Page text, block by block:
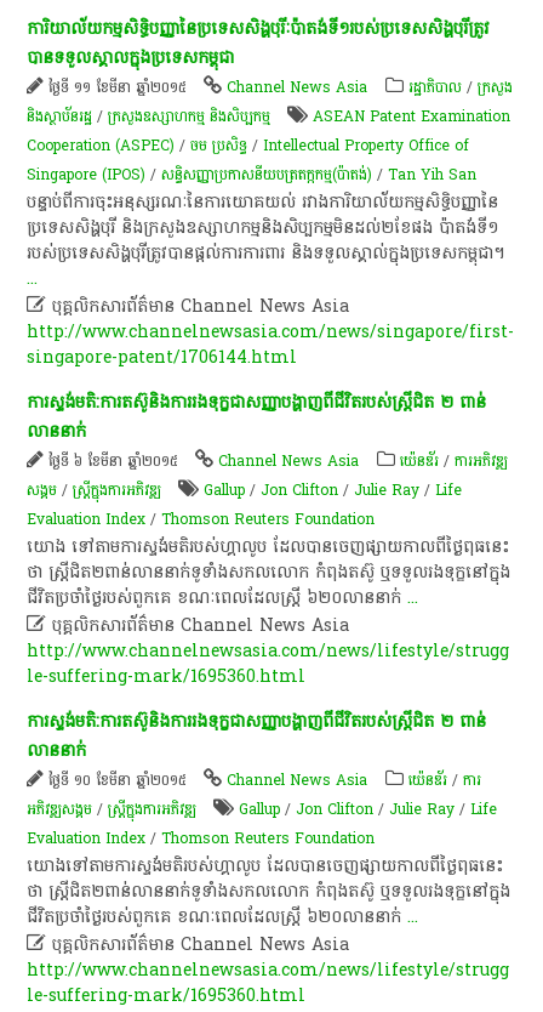
ការិយាល័យ​កម្មសិទ្ធិបញ្ញា​នៃ​ប្រទេស​សិង្ហ​បុរីៈ​ប៉ាតង់​ទី​១​របស់​ប្រទេស​សិង្ហ​បុរី​ត្រូវ​
បាន​ទទួលស្គាល​ក្នុង​ប្រទេស​កម្ពុជា​
ថ្ងៃទី ១១ ខែមីនា ឆ្នាំ២០១៥ Channel News Asia រដ្ឋាភិបាល /ក្រសួង
និងស្ថាប័នរដ្ឋ /ក្រសួងឧស្សាហកម្ម និងសិប្បកម្ម
ASEAN Patent Examination
Cooperation (ASPEC) /ចម ប្រសិទ្ធ/Intellectual Property Office of
Singapore (IPOS) /​សន្ធិសញ្ញា​ប្រកាស​នីយបត្រ​តក្កកម្ម(ប៉ាតង់) /Tan Yih San
បន្ទាប់​ពី​ការ​ចុះ​អនុស្សរណៈ​នៃ​ការ​យោគយល់​ រវាង​ការិយាល័យ​កម្មសិទ្ធិបញ្ញា​នៃ
ប្រទេស​សិង្ហ​បុរី​ និង​ក្រសួង​ឧស្សាហកម្ម​និង​សិប្បកម្ម​មិន​ដល់​២​ខែ​ផង​ ប៉ាតង់​ទី​១​
របស់​ប្រទេស​សិង្ហ​បុរី​ត្រូវ​បាន​ផ្តល់​ការ​ការពារ​ និង​ទទួលស្គាល់​ក្នុង​ប្រទេស​កម្ពុជា​។​
...
 បុគ្គលិកសារព័ត៌មាន Channel News Asia
http://www.channelnewsasia.com/news/singapore/first-
singapore-patent/1706144.html
ការ​ស្ទង់​មតិ​:​ការ​តស៊ូ​និង​ការ​រង​ទុក្ខ​ជា​សញ្ញា​បង្ហាញ​ពី​ជីវិត​របស់​ស្ត្រី​ជិត​ ២​ ពាន់​
លាន​នាក់​
ថ្ងៃទី ៦ ខែមីនា ឆ្នាំ២០១៥ Channel News Asia យ៉េនឌ័រ /ការ​អភិវឌ្ឍ​
សង្គម /ស្ត្រីក្នុងការអភិវឌ្ឍ Gallup /Jon Clifton /Julie Ray /Life
Evaluation Index /Thomson Reuters Foundation
យោង ​ទៅ​តាម​ការ​ស្ទង់​មតិ​របស់​ហ្គា​លូ​ប​ ដែល​បាន​ចេញផ្សាយ​កាលពី​ថ្ងៃ​ពុធ​នេះ​
ថា​ ស្ត្រី​ជិត​២​ពាន់​លាន​នាក់ទូទាំងសកលលោក ​កំពុង​តស៊ូ​ ឬ​ទទួល​រង​ទុក្ខ​នៅ​ក្នុង​
ជីវិត​ប្រចាំ​ថ្ងៃ​របស់​ពួក​គេ​ ខណៈ​ពេល​ដែល​ស្ត្រី​ ៦២០​លាន​នាក់...
 បុគ្គលិកសារព័ត៌មាន Channel News Asia
http://www.channelnewsasia.com/news/lifestyle/strugg
le-suffering-mark/1695360.html
ការ​ស្ទង់​មតិ​:​ការ​តស៊ូ​និង​ការ​រង​ទុក្ខ​ជា​សញ្ញា​បង្ហាញ​ពី​ជីវិត​របស់​ស្ត្រី​ជិត​ ២​ ពាន់​
លាន​នាក់​
ថ្ងៃទី ១០ ខែមីនា ឆ្នាំ២០១៥ Channel News Asia យ៉េនឌ័រ /ការ​
អភិវឌ្ឍ​សង្គម /ស្ត្រីក្នុងការអភិវឌ្ឍ Gallup /Jon Clifton /Julie Ray /Life
Evaluation Index /Thomson Reuters Foundation
យោង​ទៅ​តាម​ការ​ស្ទង់​មតិ​របស់​ហ្គា​លូ​ប​ ដែល​បាន​ចេញផ្សាយ​កាលពី​ថ្ងៃ​ពុធ​នេះ​
ថា​ ស្ត្រី​ជិត​២​ពាន់​លាន​នាក់ទូទាំងសកលលោក ​កំពុង​តស៊ូ​ ឬ​ទទួល​រង​ទុក្ខ​នៅ​ក្នុង​
ជីវិត​ប្រចាំ​ថ្ងៃ​របស់​ពួក​គេ​ ខណៈ​ពេល​ដែល​ស្ត្រី​ ៦២០​លាន​នាក់...
 បុគ្គលិកសារព័ត៌មាន Channel News Asia
http://www.channelnewsasia.com/news/lifestyle/strugg
le-suffering-mark/1695360.html